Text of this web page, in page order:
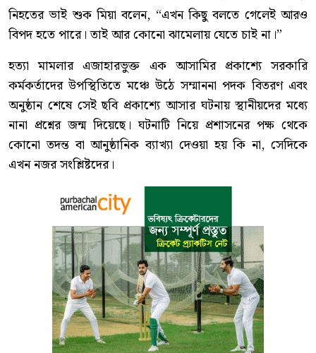
নিহতের ভাই শুক মিয়া বলেন, “এখন কিছু বলতে গেলেই আরও
বিপদ হতে পারে। তাই আর কোনো ঝামেলায় যেতে চাই না।”
হত্যা মামলার এজাহারভুক্ত এক আসামির প্রকাশ্যে সরকারি
কর্মকর্তাদের উপস্থিতিতে মঞ্চে উঠে সম্মাননা পদক বিতরণ এবং
অনুষ্ঠান শেষে সেই ছবি প্রকাশ্যে আসার ঘটনায় স্থানীয়দের মধ্যে
নানা প্রশ্নের জন্ম দিয়েছে। ঘটনাটি নিয়ে প্রশাসনের পক্ষ থেকে
কোনো তদন্ত বা আনুষ্ঠানিক ব্যাখ্যা দেওয়া হয় কি না, সেদিকে
এখন নজর সংশ্লিষ্টদের।